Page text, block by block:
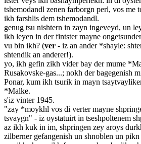
tshemodandl zenen farborgn perl, vos me
ikh farshlis dem tshemodandl.
genug tsu nishtern in zayn ingeveyd, un
ikh leyen in der fintster mayne
vu bin ikh? (ver - iz an ander *shayle:
shtendik an anderer!).
yo, ikh gefin zikh vider bay der mume
Rusakovske-gas...; nokh der bagegenish
Ponar, kum ikh tsurik in mayn
*Malke.
s'iz vinter 1945.
"zay *moykhl vos di verter mayne
tsvaygn" - iz oystatuirt in tseshpoltenem
az ikh kuk in im, shpringen zey aroys
zilberner gefangenish un shnoblen un